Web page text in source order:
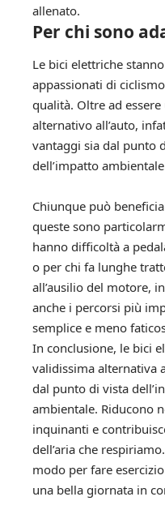
allenato.
Per chi sono
Le bici elettriche
appassionati di
qualità. Oltre ad
alternativo all’auto,
vantaggi sia dal punto
dell’impatto
Chiunque può
queste sono
hanno difficoltà a
o per chi fa lunghe
all’ausilio del motore,
anche i percorsi più
semplice e meno
In conclusione, le bici
validissima alternativa
dal punto di vista
ambientale. Riducono
inquinanti e
dell’aria che
modo per fare
una bella giornata in